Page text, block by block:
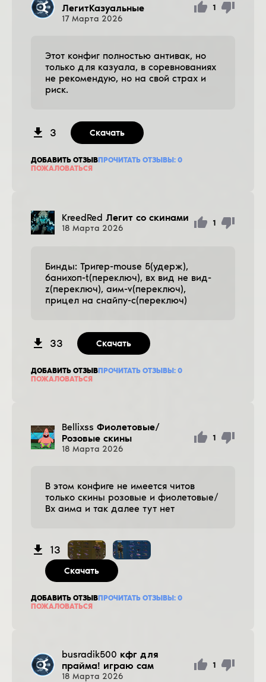
ЛегитКазуальные
17 Марта 2026
1
Этот конфиг полностью антивак, но
только для казуала, в соревнованиях
не рекомендую, но на свой страх и
риск.
3 Скачать
ДОБАВИТЬ ОТЗЫВПРОЧИТАТЬ ОТЗЫВЫ: 0
ПОЖАЛОВАТЬСЯ
KreedRed Легит со скинами
18 Марта 2026
1
Бинды: Тригер-mouse 5(удерж),
банихоп-t(переключ), вх вид не вид-
z(переключ), аим-v(переключ),
прицел на снайпу-c(переключ)
33 Скачать
ДОБАВИТЬ ОТЗЫВПРОЧИТАТЬ ОТЗЫВЫ: 0
ПОЖАЛОВАТЬСЯ
Bellixss Фиолетовые/
Розовые скины
18 Марта 2026
1
В этом конфиге не имеется читов
только скины розовые и фиолетовые/
Вх аима и так далее тут нет
13
Скачать
ДОБАВИТЬ ОТЗЫВПРОЧИТАТЬ ОТЗЫВЫ: 0
ПОЖАЛОВАТЬСЯ
busradik500 кфг для
прайма! играю сам
18 Марта 2026
1